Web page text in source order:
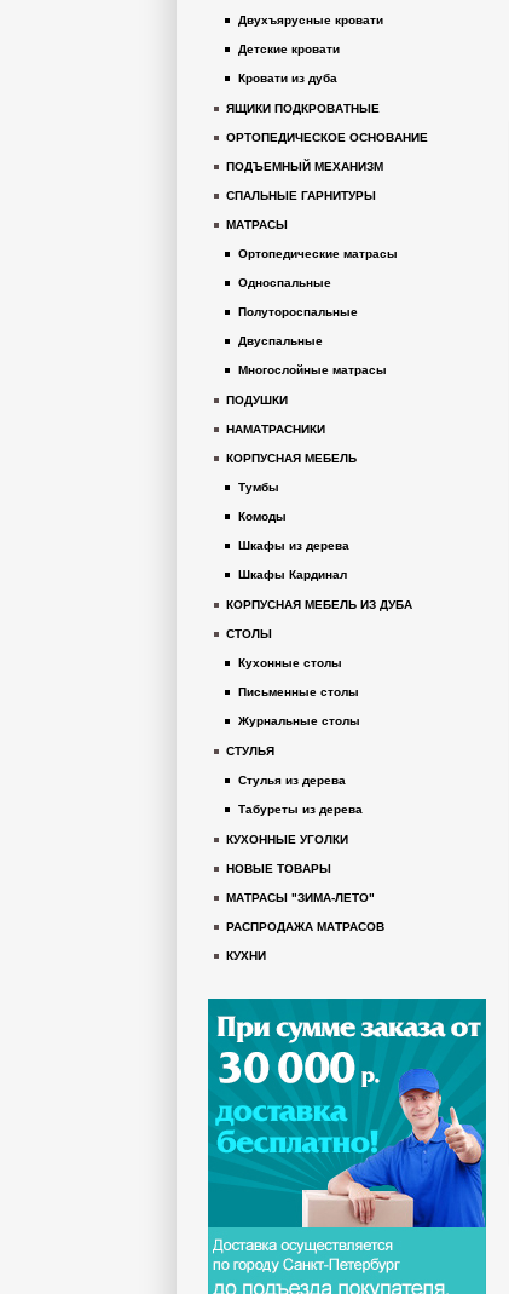
Двухъярусные кровати
Детские кровати
Кровати из дуба
ЯЩИКИ ПОДКРОВАТНЫЕ
ОРТОПЕДИЧЕСКОЕ ОСНОВАНИЕ
ПОДЪЕМНЫЙ МЕХАНИЗМ
СПАЛЬНЫЕ ГАРНИТУРЫ
МАТРАСЫ
Ортопедические матрасы
Односпальные
Полутороспальные
Двуспальные
Многослойные матрасы
ПОДУШКИ
НАМАТРАСНИКИ
КОРПУСНАЯ МЕБЕЛЬ
Тумбы
Комоды
Шкафы из дерева
Шкафы Кардинал
КОРПУСНАЯ МЕБЕЛЬ ИЗ ДУБА
СТОЛЫ
Кухонные столы
Письменные столы
Журнальные столы
СТУЛЬЯ
Стулья из дерева
Табуреты из дерева
КУХОННЫЕ УГОЛКИ
НОВЫЕ ТОВАРЫ
МАТРАСЫ "ЗИМА-ЛЕТО"
РАСПРОДАЖА МАТРАСОВ
КУХНИ